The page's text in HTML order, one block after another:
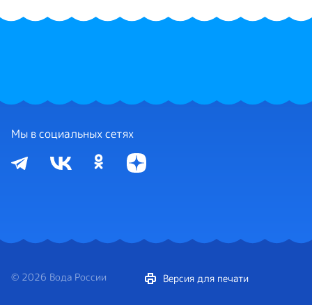
Мы в социальных сетях
© 2026 Вода России Версия для печати